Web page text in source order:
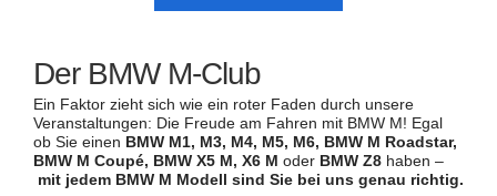
Der BMW M-Club
Ein Faktor zieht sich wie ein roter Faden durch unsere
Veranstaltungen: Die Freude am Fahren mit BMW M! Egal
ob Sie einen BMW M1, M3, M4, M5, M6, BMW M Roadstar,
BMW M Coupé, BMW X5 M, X6 M oder BMW Z8 haben –
mit jedem BMW M Modell sind Sie bei uns genau richtig.